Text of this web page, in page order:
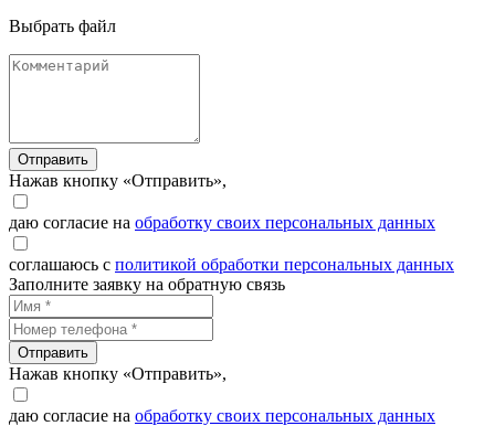
Выбрать файл
Отправить
Нажав кнопку «Отправить»,
даю согласие на обработку своих персональных данных
соглашаюсь с политикой обработки персональных данных
Заполните заявку на обратную связь
Отправить
Нажав кнопку «Отправить»,
даю согласие на обработку своих персональных данных